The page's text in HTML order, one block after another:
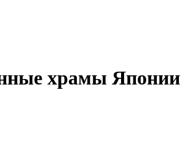
храмы Японии